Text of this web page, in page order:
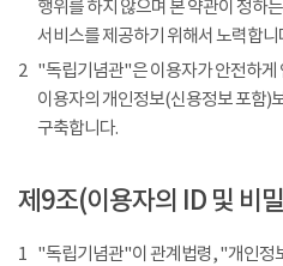
행위를 하지 않으며 본 약관이 정하
서비스를 제공하기 위해서 노력합니
2 "독립기념관"은 이용자가 안전하게
이용자의 개인정보(신용정보 포함)
구축합니다.
제9조(이용자의 ID 및 비
1 "독립기념관"이 관계법령, "개인정